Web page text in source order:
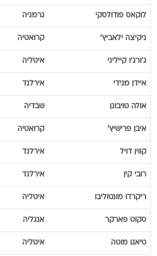
לוקאס פודולסקי גרמניה
ניקיצה ילאביץ' קרואטיה
ג'ורג'ו קייליני איטליה
איידן מגידי אירלנד
אולה טויבונן שבדיה
איבן פרישיץ' קרואטיה
קווין דויל אירלנד
רובי קין אירלנד
ריקרדו מונטוליבו איטליה
סקוט פארקר אנגליה
טיאגו מוטה איטליה